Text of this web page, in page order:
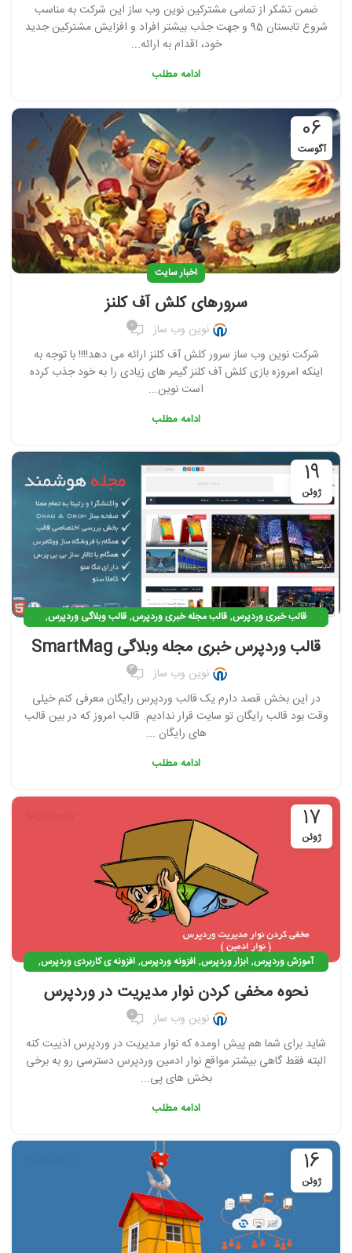
ضمن تشکر از تمامی مشترکین نوین وب ساز این شرکت به مناسب
شروع تابستان 95 و جهت جذب بیشتر افراد و افزایش مشترکین جدید
خود، اقدام به ارائه...
ادامه مطلب
06
آگوست
اخبار سایت
سرورهای کلش آف کلنز
نوین وب ساز 0
شرکت نوین وب ساز سرور کلش آف کلنز ارائه می دهد!!!! با توجه به
اینکه امروزه بازی کلش آف کلنز گیمر های زیادی را به خود جذب کرده
است نوین...
ادامه مطلب
19
ژوئن
قالب خبری وردپرس, قالب مجله خبری وردپرس, قالب وبلاگی وردپرس,
قالبهای رایگان وردپرس فارسی
قالب وردپرس خبری مجله وبلاگی SmartMag
نوین وب ساز 3
در این بخش قصد دارم یک قالب وردپرس رایگان معرفی کنم خیلی
وقت بود قالب رایگان تو سایت قرار ندادیم. قالب امروز که در بین قالب
های رایگان ...
ادامه مطلب
17
ژوئن
آموزش وردپرس, ابزار وردپرس, افزونه وردپرس, افزونه ی کاربردی وردپرس,
وردپرس
نحوه مخفی کردن نوار مدیریت در وردپرس
نوین وب ساز 0
شاید برای شما هم پیش اومده که نوار مدیریت در وردپرس اذییت کنه
البته فقط گاهی بیشتر مواقع نوار ادمین وردپرس دسترسی رو به برخی
بخش های پی...
ادامه مطلب
16
ژوئن